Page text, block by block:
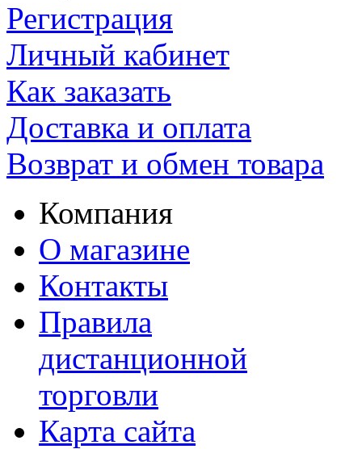
Регистрация
Личный кабинет
Как заказать
Доставка и оплата
Возврат и обмен товара
Компания
О магазине
Контакты
Правила
дистанционной
торговли
Карта сайта